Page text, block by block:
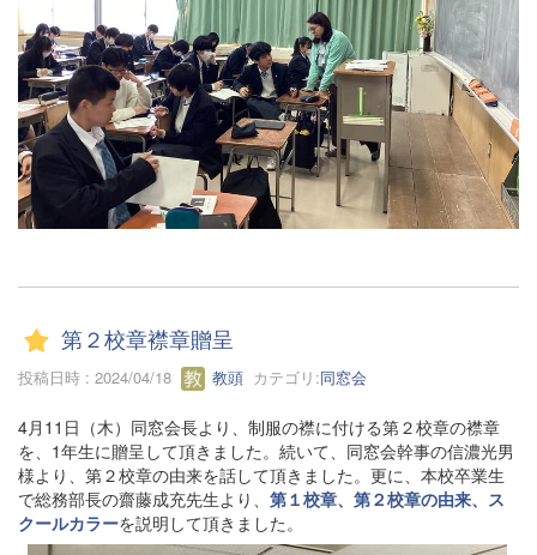
第２校章襟章贈呈
投稿日時 : 2024/04/18 教頭 カテゴリ:同窓会
4月11日（木）同窓会長より、制服の襟に付ける第２校章の襟章
を、1年生に贈呈して頂きました。続いて、同窓会幹事の信濃光男
様より、第２校章の由来を話して頂きました。更に、本校卒業生
で総務部長の齋藤成充先生より、 第１校章、第２校章の由来、ス
クールカラーを説明して頂きました。